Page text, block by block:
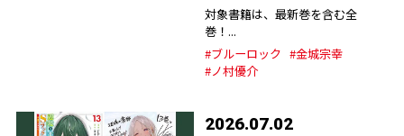
対象書籍は、最新巻を含む全
巻！...
#ブルーロック #金城宗幸
#ノ村優介
2026.07.02